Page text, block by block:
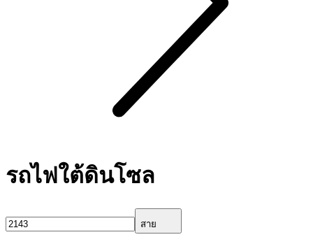
รถไฟใต้ดินโซล
สาย